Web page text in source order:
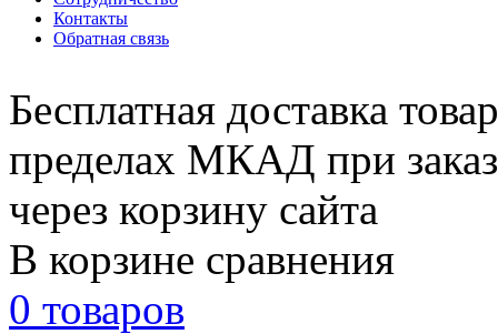
Контакты
Обратная связь
Бесплатная доставка
пределах МКАД при
через корзину сайта
В корзине сравнения
0 товаров